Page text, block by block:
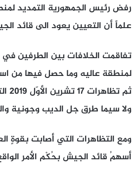
رفض رئيس الجمهورية التمديد
علماً أن التعيين يعود الى قائد
لمنطقة عاليه وما حصل فيها من
ولا سيما طرق جل الديب وجونية
ومع التظاهرات التي أصابت بقوةٍ
أسهمُ قائد الجيش بحُكْم الأمر